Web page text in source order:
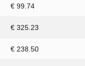
€ 99.74
€ 325.23
€ 238.50